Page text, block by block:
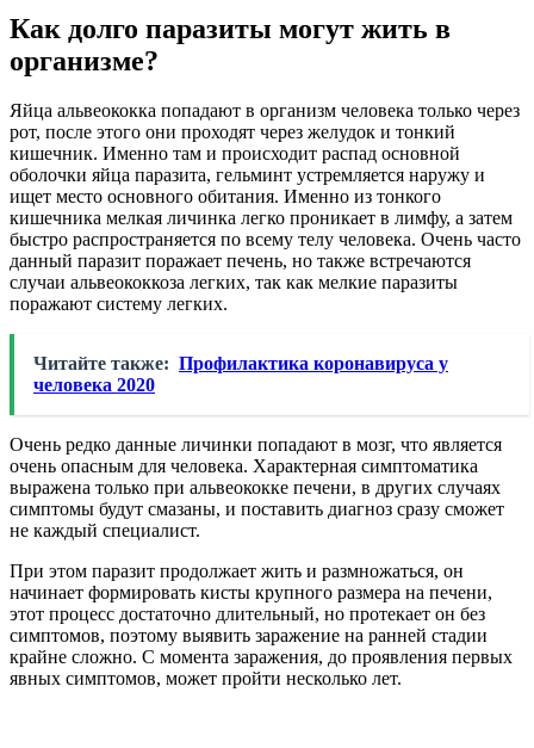
Как долго паразиты могут жить в
организме?
Яйца альвеококка попадают в организм человека только через
рот, после этого они проходят через желудок и тонкий
кишечник. Именно там и происходит распад основной
оболочки яйца паразита, гельминт устремляется наружу и
ищет место основного обитания. Именно из тонкого
кишечника мелкая личинка легко проникает в лимфу, а затем
быстро распространяется по всему телу человека. Очень часто
данный паразит поражает печень, но также встречаются
случаи альвеококкоза легких, так как мелкие паразиты
поражают систему легких.
Читайте также: Профилактика коронавируса у
человека 2020
Очень редко данные личинки попадают в мозг, что является
очень опасным для человека. Характерная симптоматика
выражена только при альвеококке печени, в других случаях
симптомы будут смазаны, и поставить диагноз сразу сможет
не каждый специалист.
При этом паразит продолжает жить и размножаться, он
начинает формировать кисты крупного размера на печени,
этот процесс достаточно длительный, но протекает он без
симптомов, поэтому выявить заражение на ранней стадии
крайне сложно. С момента заражения, до проявления первых
явных симптомов, может пройти несколько лет.